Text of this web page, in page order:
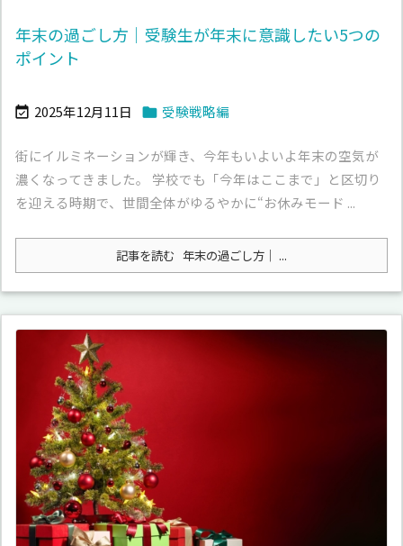
年末の過ごし方｜受験生が年末に意識したい5つの
ポイント
 2025年12月11日  受験戦略編
街にイルミネーションが輝き、今年もいよいよ年末の空気が
濃くなってきました。 学校でも「今年はここまで」と区切り
を迎える時期で、世間全体がゆるやかに“お休みモード ...
記事を読む 年末の過ごし方｜ ...